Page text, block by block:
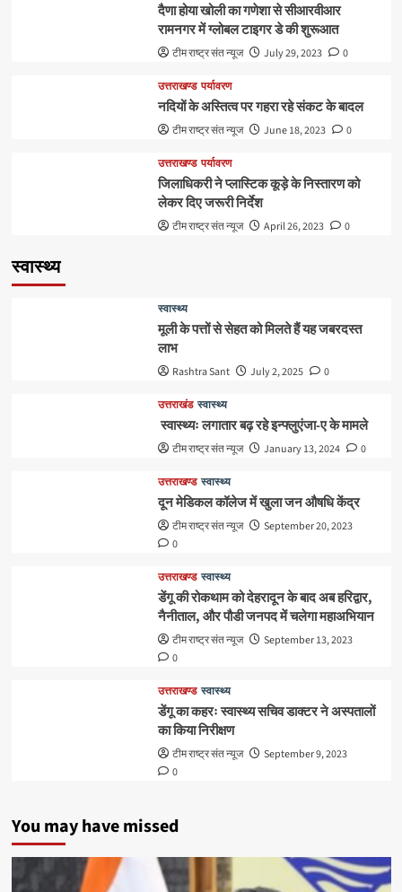
दैणा होया खोली का गणेशा से सीआरवीआर
रामनगर में ग्लोबल टाइगर डे की शुरूआत
टीम राष्ट्र संत न्यूज July 29, 2023 0
उत्तराखण्ड पर्यावरण
नदियों के अस्तित्व पर गहरा रहे संकट के बादल
टीम राष्ट्र संत न्यूज June 18, 2023 0
उत्तराखण्ड पर्यावरण
जिलाधिकरी ने प्लास्टिक कूड़े के निस्तारण को
लेकर दिए जरूरी निर्देश
टीम राष्ट्र संत न्यूज April 26, 2023 0
स्वास्थ्य
स्वास्थ्य
मूली के पत्तों से सेहत को मिलते हैं यह जबरदस्त
लाभ
Rashtra Sant July 2, 2025 0
उत्तराखंड स्वास्थ्य
स्वास्थ्यः लगातार बढ़ रहे इन्फ्लुएंजा-ए के मामले
टीम राष्ट्र संत न्यूज January 13, 2024 0
उत्तराखण्ड स्वास्थ्य
दून मेडिकल कॉलेज में खुला जन औषधि केंद्र
टीम राष्ट्र संत न्यूज
September 20, 2023
0
उत्तराखण्ड स्वास्थ्य
डेंगू की रोकथाम को देहरादून के बाद अब हरिद्वार,
नैनीताल, और पौडी जनपद में चलेगा महाअभियान
टीम राष्ट्र संत न्यूज
September 13, 2023
0
उत्तराखण्ड स्वास्थ्य
डेंगू का कहरः स्वास्थ्य सचिव डाक्टर ने अस्पतालों
का किया निरीक्षण
टीम राष्ट्र संत न्यूज
September 9, 2023
0
You may have missed